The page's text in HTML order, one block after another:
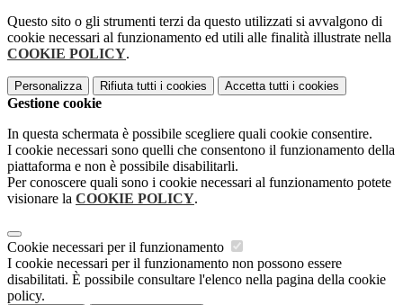
Questo sito o gli strumenti terzi da questo utilizzati si avvalgono di
cookie necessari al funzionamento ed utili alle finalità illustrate nella
COOKIE POLICY.
Personalizza Rifiuta tutti i cookies Accetta tutti i cookies
Gestione cookie
In questa schermata è possibile scegliere quali cookie consentire.
I cookie necessari sono quelli che consentono il funzionamento della
piattaforma e non è possibile disabilitarli.
Per conoscere quali sono i cookie necessari al funzionamento potete
visionare la COOKIE POLICY.
Cookie necessari per il funzionamento
I cookie necessari per il funzionamento non possono essere
disabilitati. È possibile consultare l'elenco nella pagina della cookie
policy.